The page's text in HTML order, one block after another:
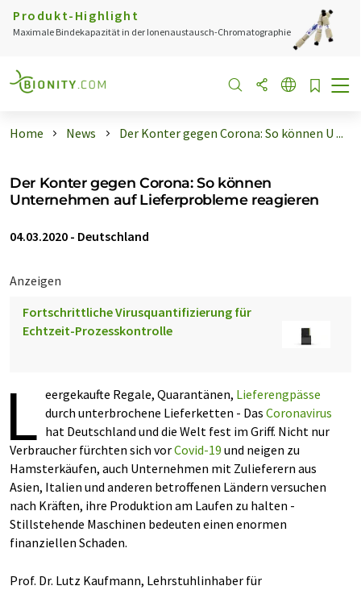
Produkt-Highlight
Maximale Bindekapazität in der Ionenaustausch-Chromatographie
Home News Der Konter gegen Corona: So können U ...
Der Konter gegen Corona: So können
Unternehmen auf Lieferprobleme reagieren
04.03.2020 - Deutschland
Anzeigen
Fortschrittliche Virusquantifizierung für
Echtzeit-Prozesskontrolle
L eergekaufte Regale, Quarantänen, Lieferengpässe
durch unterbrochene Lieferketten - Das Coronavirus
hat Deutschland und die Welt fest im Griff. Nicht nur
Verbraucher fürchten sich vorCovid-19 und neigen zu
Hamsterkäufen, auch Unternehmen mit Zulieferern aus
Asien, Italien und anderen betroffenen Ländern versuchen
nach Kräften, ihre Produktion am Laufen zu halten -
Stillstehende Maschinen bedeuten einen enormen
finanziellen Schaden.
Prof. Dr. Lutz Kaufmann, Lehrstuhlinhaber für